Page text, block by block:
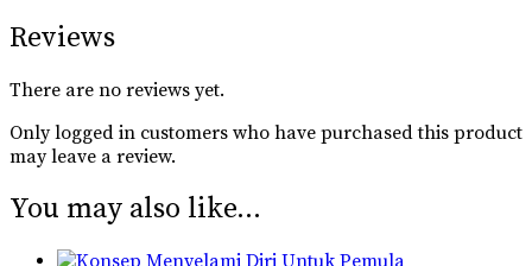
Reviews
There are no reviews yet.
Only logged in customers who have purchased this product
may leave a review.
You may also like…